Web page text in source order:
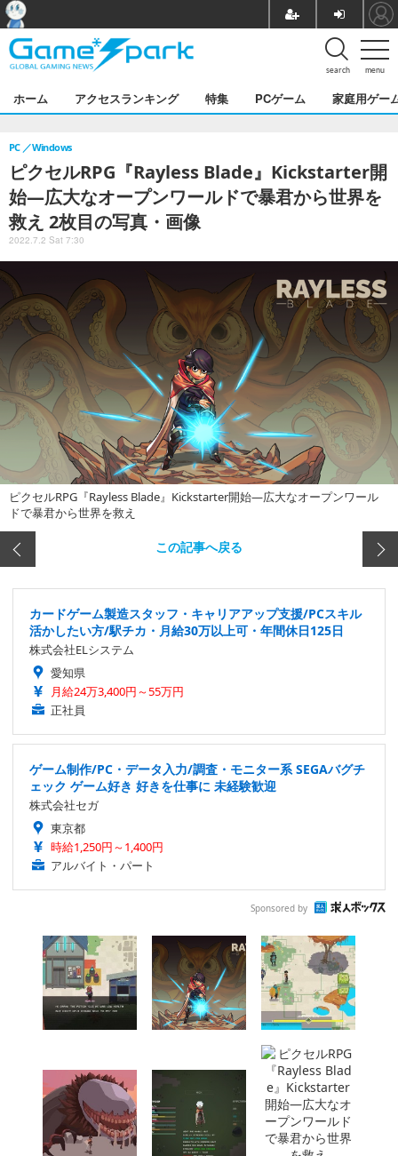
menu
search
ホーム アクセスランキング 特集 PCゲーム 家庭用ゲー
ピクセルRPG『Rayless Blade』Kickstarter開
始―広大なオープンワールドで暴君から世界を
救え 2枚目の写真・画像
PC Windows
2022.7.2 Sat 7:30
ピクセルRPG『Rayless Blade』Kickstarter開始―広大なオープンワール
ドで暴君から世界を救え
この記事へ戻る
カードゲーム製造スタッフ・キャリアアップ支援/PCスキル
活かしたい方/駅チカ・月給30万以上可・年間休日125日
株式会社ELシステム
愛知県
月給24万3,400円～55万円
正社員
ゲーム制作/PC・データ入力/調査・モニター系 SEGAバグチ
ェック ゲーム好き 好きを仕事に 未経験歓迎
株式会社セガ
東京都
時給1,250円～1,400円
アルバイト・パート
Sponsored by